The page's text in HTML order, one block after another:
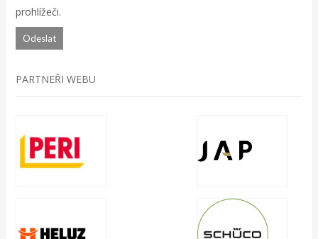
prohlížeči.
PARTNEŘI WEBU